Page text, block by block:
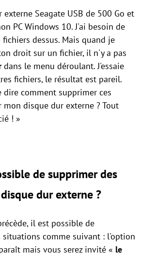
externe Seagate USB de 500 Go et
PC Windows 10. J'ai besoin de
dessus. Mais quand je
droit sur un fichier, il n'y a pas
dans le menu déroulant. J'essaie
fichiers, le résultat est pareil.
dire comment supprimer ces
disque dur externe ? Tout
! »
de supprimer des
dur externe ?
il est possible de
situations comme suivant : l'option
mais vous serez invité « le